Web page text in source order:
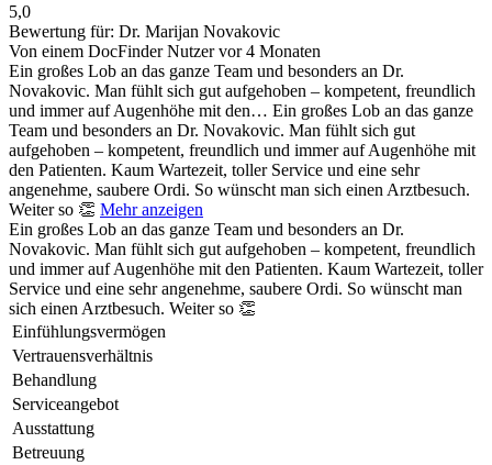
5,0
Bewertung für: Dr. Marijan Novakovic
Von einem DocFinder Nutzervor 4 Monaten
Ein großes Lob an das ganze Team und besonders an Dr.
Novakovic. Man fühlt sich gut aufgehoben – kompetent, freundlich
und immer auf Augenhöhe mit den… Ein großes Lob an das ganze
Team und besonders an Dr. Novakovic. Man fühlt sich gut
aufgehoben – kompetent, freundlich und immer auf Augenhöhe mit
den Patienten. Kaum Wartezeit, toller Service und eine sehr
angenehme, saubere Ordi. So wünscht man sich einen Arztbesuch.
Weiter so 👏 Mehr anzeigen
Ein großes Lob an das ganze Team und besonders an Dr.
Novakovic. Man fühlt sich gut aufgehoben – kompetent, freundlich
und immer auf Augenhöhe mit den Patienten. Kaum Wartezeit, toller
Service und eine sehr angenehme, saubere Ordi. So wünscht man
sich einen Arztbesuch. Weiter so 👏
Einfühlungsvermögen
Vertrauensverhältnis
Behandlung
Serviceangebot
Ausstattung
Betreuung